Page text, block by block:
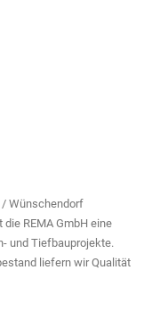
/ Wünschendorf
REMA GmbH eine
und Tiefbauprojekte.
liefern wir Qualität